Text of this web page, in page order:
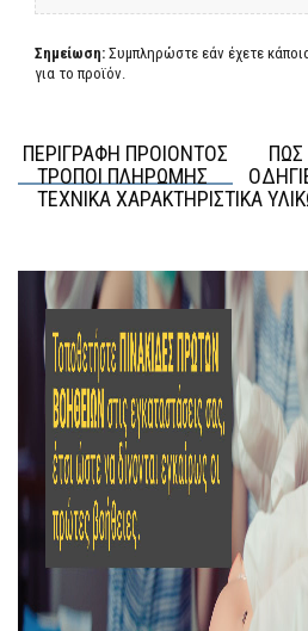
Σημείωση: Συμπληρώστε εάν έχετε
για το προϊόν.
ΠΕΡΙΓΡΑΦΗ ΠΡΟΙΟΝΤΟΣ
ΠΩΣ
ΤΡΟΠΟΙ ΠΛΗΡΩΜΗΣ
ΤΕΧΝΙΚΑ ΧΑΡΑΚΤΗΡΙΣΤΙΚΑ